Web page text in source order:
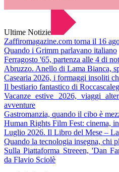
Ultime Notizie
Zaffiromagazine.com torna il 16
Quando i Grimm parlavano italiano
Ferragosto '65, partenza alle 4 di
Abruzzo. Anello di Lama Bianca,
Casearia 2026, i formaggi insoliti
Il bestiario fantastico di
Vacanze estive 2026, viaggi
avventure
Gastromanzia, quando il cibo è
Human Rights Film Fest: cinema,
Luglio 2026. Il Libro del Mese –
Quando la tecnologia insegna, chi
Sulla Piattaforma Streeen, 'Dan
da Flavio Sciolè